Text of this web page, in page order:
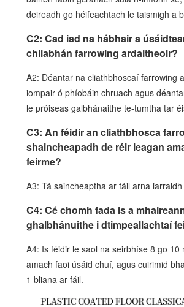
deireadh go héifeachtach le taismigh a
C2: Cad iad na hábhair a
chliabhán farrowing ardaitheoir?
A2: Déantar na cliathbhoscaí farrowing
iompair ó phíobáin chruach agus
le próiseas galbhánaithe te-tumtha tar
C3: An féidir an cliathbhosca
shaincheapadh de réir leagan
feirme?
A3: Tá saincheaptha ar fáil arna iarraidh
C4: Cé chomh fada is a
ghalbhánuithe i dtimpeallachtaí
A4: Is féidir le saol na seirbhíse 8 go 10
amach faoi úsáid chuí, agus cuirimid
1 bliana ar fáil.